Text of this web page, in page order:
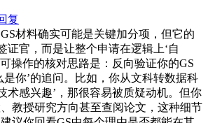
复
材料确实可能是关键加分项，但它的
证官，而是让整个申请在逻辑上‘自
可操作的核对思路是：反向验证你的GS
是你’的追问。比如，你从文科转数据科
术感兴趣’，那很容易被质疑动机。但你
教授研究方向甚至查阅论文，这种细节